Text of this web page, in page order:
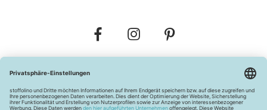
Widerrufsbelehrung Vertrag widerrufen